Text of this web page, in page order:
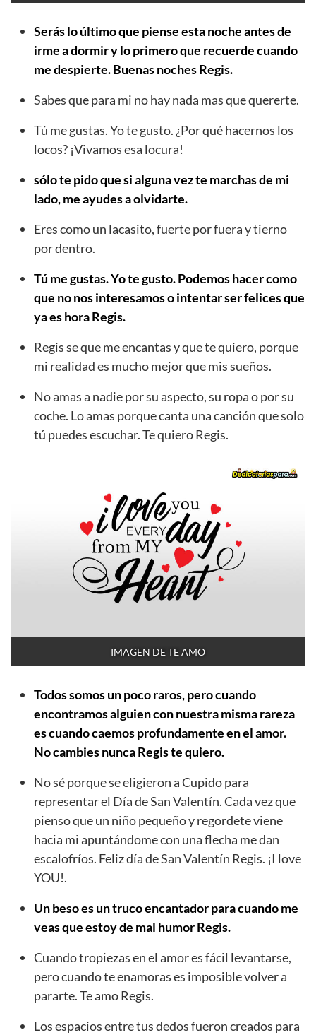
Serás lo último que piense esta noche antes de
irme a dormir y lo primero que recuerde cuando
me despierte. Buenas noches Regis.
Sabes que para mi no hay nada mas que quererte.
Tú me gustas. Yo te gusto. ¿Por qué hacernos los
locos? ¡Vivamos esa locura!
sólo te pido que si alguna vez te marchas de mi
lado, me ayudes a olvidarte.
Eres como un lacasito, fuerte por fuera y tierno
por dentro.
Tú me gustas. Yo te gusto. Podemos hacer como
que no nos interesamos o intentar ser felices que
ya es hora Regis.
Regis se que me encantas y que te quiero, porque
mi realidad es mucho mejor que mis sueños.
No amas a nadie por su aspecto, su ropa o por su
coche. Lo amas porque canta una canción que solo
tú puedes escuchar. Te quiero Regis.
IMAGEN DE TE AMO
Todos somos un poco raros, pero cuando
encontramos alguien con nuestra misma rareza
es cuando caemos profundamente en el amor.
No cambies nunca Regis te quiero.
No sé porque se eligieron a Cupido para
representar el Día de San Valentín. Cada vez que
pienso que un niño pequeño y regordete viene
hacia mi apuntándome con una flecha me dan
escalofríos. Feliz día de San Valentín Regis. ¡I love
YOU!.
Un beso es un truco encantador para cuando me
veas que estoy de mal humor Regis.
Cuando tropiezas en el amor es fácil levantarse,
pero cuando te enamoras es imposible volver a
pararte. Te amo Regis.
Los espacios entre tus dedos fueron creados para